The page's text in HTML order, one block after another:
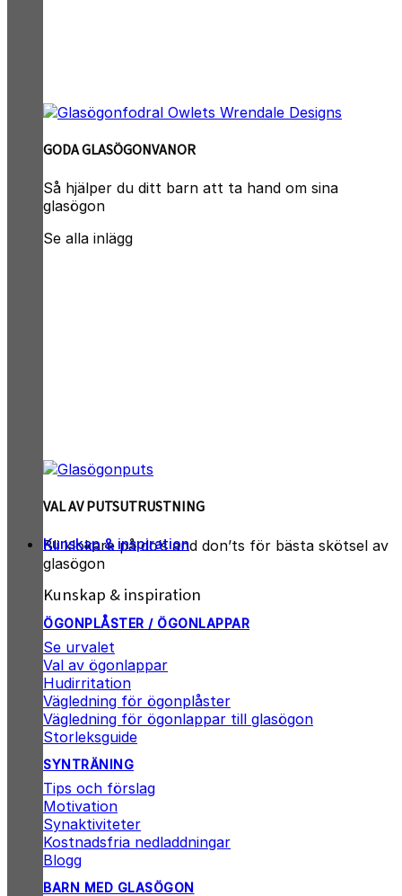
GODA GLASÖGONVANOR
Så hjälper du ditt barn att ta hand om sina
glasögon
Se alla inlägg
VAL AV PUTSUTRUSTNING
Bli klokare på do’s and don’ts för bästa skötsel av
glasögon
Kunskap & inspiration
Kunskap & inspiration
ÖGONPLÅSTER / ÖGONLAPPAR
Se urvalet
Val av ögonlappar
Hudirritation
Vägledning för ögonplåster
Vägledning för ögonlappar till glasögon
Storleksguide
SYNTRÄNING
Tips och förslag
Motivation
Synaktiviteter
Kostnadsfria nedladdningar
Blogg
BARN MED GLASÖGON